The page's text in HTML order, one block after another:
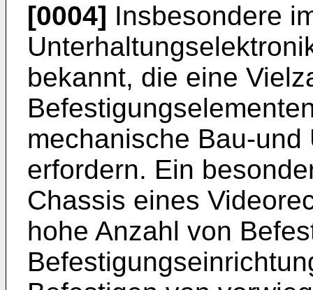
[0004] Insbesondere
bekannt, die eine
mechanische Bau-
erfordern. Ein
Chassis eines
hohe Anzahl von